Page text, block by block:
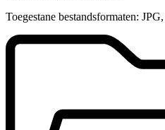
Toegestane bestandsformaten: